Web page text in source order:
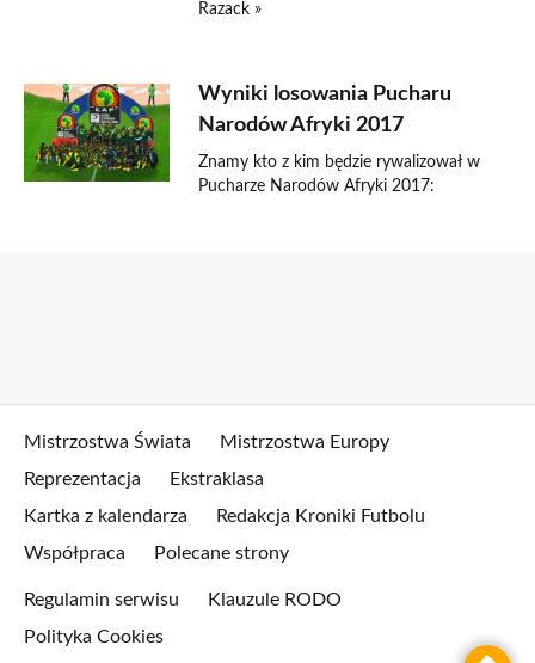
Razack »
Wyniki losowania Pucharu
Narodów Afryki 2017
Znamy kto z kim będzie rywalizował w
Pucharze Narodów Afryki 2017:
Mistrzostwa Świata
Mistrzostwa Europy
Reprezentacja
Ekstraklasa
Kartka z kalendarza
Redakcja Kroniki Futbolu
Współpraca
Polecane strony
Regulamin serwisu
Klauzule RODO
Polityka Cookies